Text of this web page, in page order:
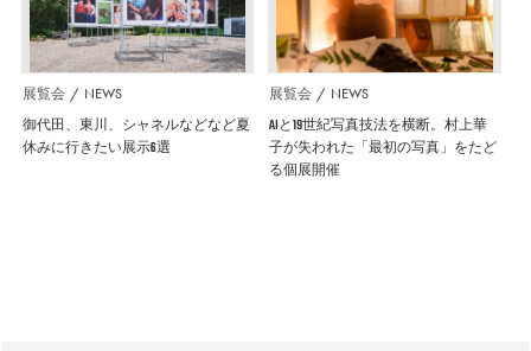
展覧会 NEWS
御代田、東川、シャネルなどなど夏
休みに行きたい展示6選
展覧会 NEWS
AIと19世紀写真技法を横断。村上華
子が失われた「最初の写真」をたど
る個展開催